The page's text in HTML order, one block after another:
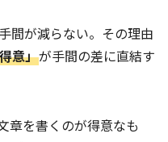
間が減らない。その理由
意」が手間の差に直結す
章を書くのが得意なも